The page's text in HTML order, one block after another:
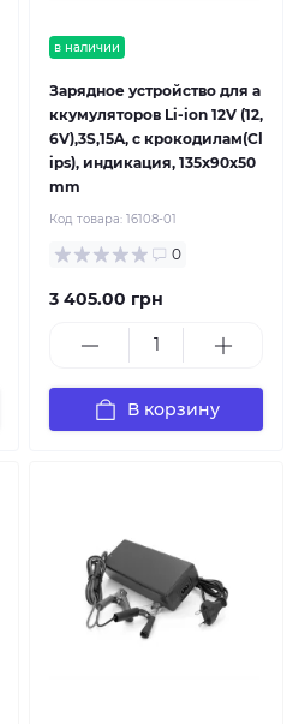
в наличии
Зарядное устройство для а
ккумуляторов Li-ion 12V (12,
6V),3S,15A, с крокодилам(Cl
ips), индикация, 135х90х50
mm
Код товара: 16108-01
0
3 405.00 грн
В корзину